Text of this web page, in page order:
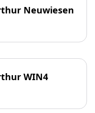
Neuwiesen
WIN4